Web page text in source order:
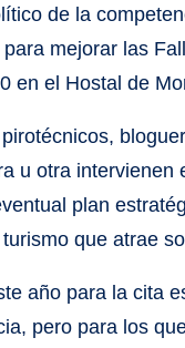
de la
mejorar las
en el Hostal de
u otra
plan
turismo que atrae
año para la cita
pero para los